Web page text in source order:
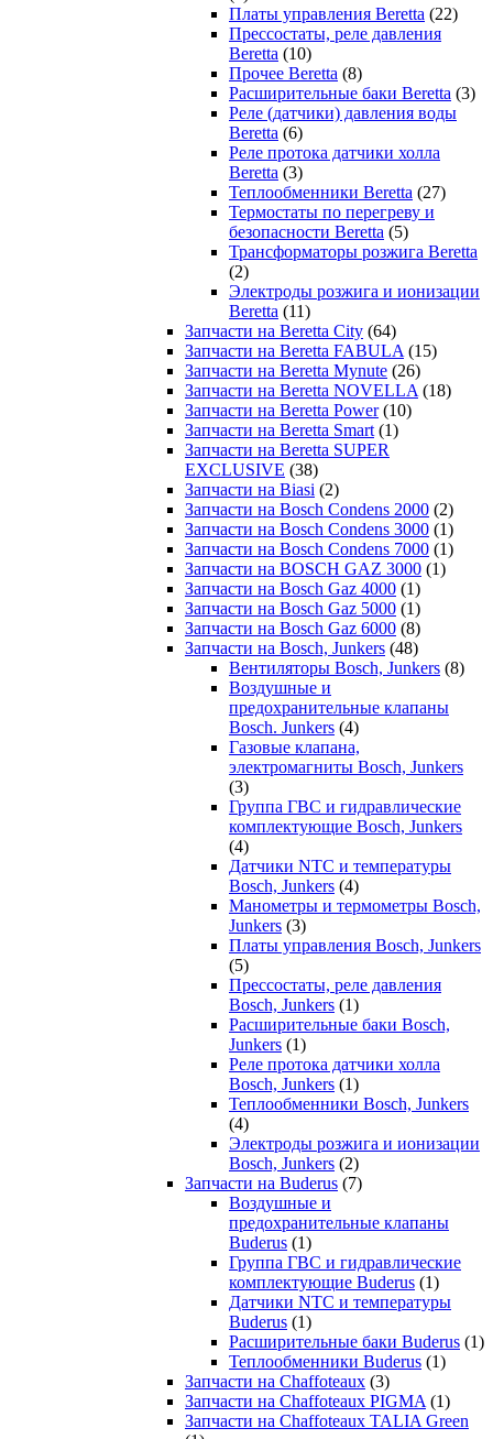
Платы управления Beretta (22)
Прессостаты, реле давления
Beretta (10)
Прочее Beretta (8)
Расширительные баки Beretta (3)
Реле (датчики) давления воды
Beretta (6)
Реле протока датчики холла
Beretta (3)
Теплообменники Beretta (27)
Термостаты по перегреву и
безопасности Beretta (5)
Трансформаторы розжига Beretta
(2)
Электроды розжига и ионизации
Beretta (11)
Запчасти на Beretta City (64)
Запчасти на Beretta FABULA (15)
Запчасти на Beretta Mynute (26)
Запчасти на Beretta NOVELLA (18)
Запчасти на Beretta Power (10)
Запчасти на Beretta Smart (1)
Запчасти на Beretta SUPER
EXCLUSIVE (38)
Запчасти на Biasi (2)
Запчасти на Bosch Condens 2000 (2)
Запчасти на Bosch Condens 3000 (1)
Запчасти на Bosch Condens 7000 (1)
Запчасти на BOSCH GAZ 3000 (1)
Запчасти на Bosch Gaz 4000 (1)
Запчасти на Bosch Gaz 5000 (1)
Запчасти на Bosch Gaz 6000 (8)
Запчасти на Bosch, Junkers (48)
Вентиляторы Bosch, Junkers (8)
Воздушные и
предохранительные клапаны
Bosch. Junkers (4)
Газовые клапана,
электромагниты Bosch, Junkers
(3)
Группа ГВС и гидравлические
комплектующие Bosch, Junkers
(4)
Датчики NTC и температуры
Bosch, Junkers (4)
Манометры и термометры Bosch,
Junkers (3)
Платы управления Bosch, Junkers
(5)
Прессостаты, реле давления
Bosch, Junkers (1)
Расширительные баки Bosch,
Junkers (1)
Реле протока датчики холла
Bosch, Junkers (1)
Теплообменники Bosch, Junkers
(4)
Электроды розжига и ионизации
Bosch, Junkers (2)
Запчасти на Buderus (7)
Воздушные и
предохранительные клапаны
Buderus (1)
Группа ГВС и гидравлические
комплектующие Buderus (1)
Датчики NTC и температуры
Buderus (1)
Расширительные баки Buderus (1)
Теплообменники Buderus (1)
Запчасти на Chaffoteaux (3)
Запчасти на Chaffoteaux PIGMA (1)
Запчасти на Chaffoteaux TALIA Green